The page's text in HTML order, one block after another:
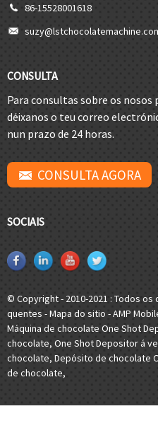
86-15528001618
CONSULTA
Para consultas sobre os
déixanos o teu correo
nun prazo de 24 horas.
CONSULTA AGORA
SOCIAIS
© Copyright - 2010-2021 : Todos
quentes -Mapa do sitio -AMP
Máquina de chocolate One Shot
chocolate, One Shot Depositor á
chocolate, Depósito de chocolate
de chocolate,